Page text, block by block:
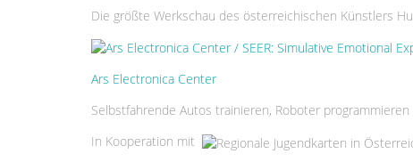
Die größte Werkschau des österreichischen Künstlers
Ars Electronica Center
Selbstfahrende Autos trainieren, Roboter
In Kooperation mit